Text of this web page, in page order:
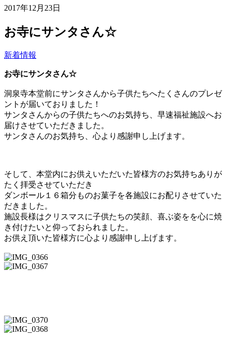
2017年12月23日
お寺にサンタさん☆
新着情報
お寺にサンタさん☆
洞泉寺本堂前にサンタさんから子供たちへたくさんのプレゼ
ントが届いておりました！
サンタさんからの子供たちへのお気持ち、早速福祉施設へお
届けさせていただきました。
サンタさんのお気持ち、心より感謝申し上げます。
そして、本堂内にお供えいただいた皆様方のお気持ちありが
たく拝受させていただき
ダンボール１６箱分ものお菓子を各施設にお配りさせていた
だきました。
施設長様はクリスマスに子供たちの笑顔、喜ぶ姿をを心に焼
き付けたいと仰っておられました。
お供え頂いた皆様方に心より感謝申し上げます。